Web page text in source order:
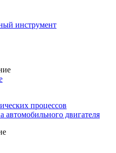
инструмент
процессов
автомобильного двигателя